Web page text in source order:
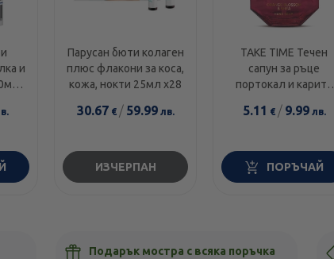
и
Парусан бюти колаген
плюс флакони за коса,
кожа, нокти 25мл х28
30.67 € / 59.99лв.
ИЗЧЕРПАН
TAKE TIME Течен
сапун за ръце
портокал и карите
5.11 € / 9.99лв.
ПОРЪЧАЙ
Подарък мостра с всяка поръчка